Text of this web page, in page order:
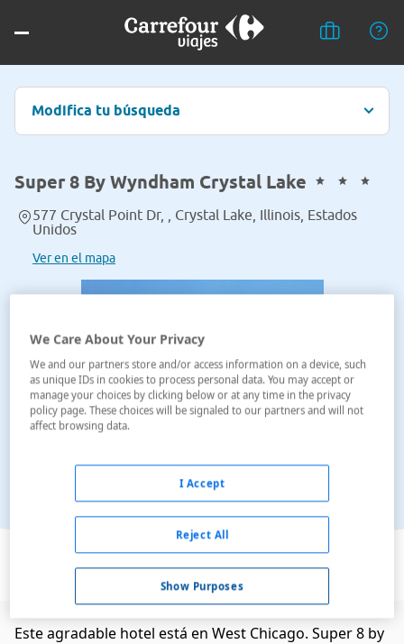
Modifica tu búsqueda
Super 8 By Wyndham Crystal Lake
577 Crystal Point Dr, , Crystal Lake, Illinois, Estados
Unidos
Ver en el mapa
Ver en el mapa
Este agradable hotel está en West Chicago. Super 8 by
We Care About Your Privacy
We and our partners store and/or access information on a device, such
as unique IDs in cookies to process personal data. You may accept or
manage your choices by clicking below or at any time in the privacy
policy page. These choices will be signaled to our partners and will not
affect browsing data.
Show Purposes
Reject All
I Accept